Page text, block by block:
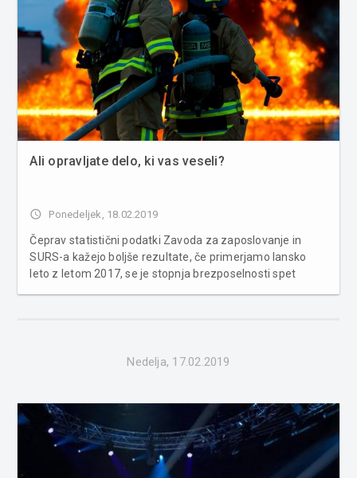
Ali opravljate delo, ki vas veseli?
access_time Ponedeljek, 18.02.2019
Čeprav statistični podatki Zavoda za zaposlovanje in
SURS-a kažejo boljše rezultate, če primerjamo lansko
leto z letom 2017, se je stopnja brezposelnosti spet
Nedelja, 17.02.2019